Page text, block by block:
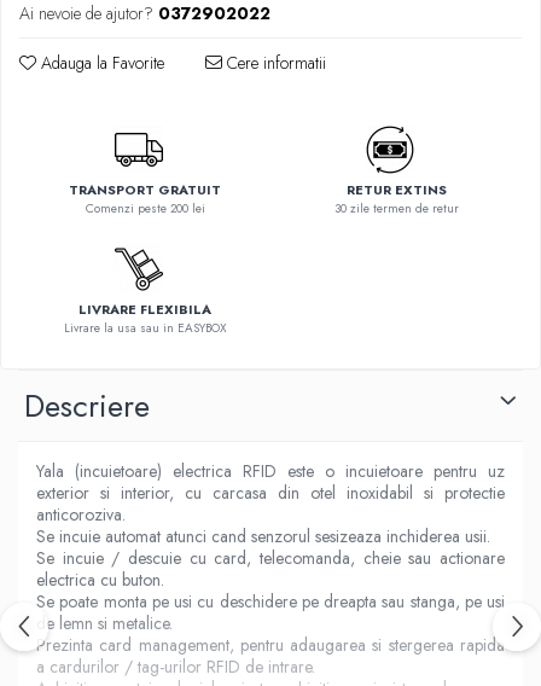
Ai nevoie de ajutor? 0372902022
Adauga la Favorite Cere informatii
TRANSPORT GRATUIT
Comenzi peste 200 lei
RETUR EXTINS
30 zile termen de retur
LIVRARE FLEXIBILA
Livrare la usa sau in EASYBOX
Descriere
Yala (incuietoare) electrica RFID este o incuietoare pentru uz
exterior si interior, cu carcasa din otel inoxidabil si protectie
anticoroziva.
Se incuie automat atunci cand senzorul sesizeaza inchiderea usii.
Se incuie / descuie cu card, telecomanda, cheie sau actionare
electrica cu buton.
Se poate monta pe usi cu deschidere pe dreapta sau stanga, pe usi
de lemn si metalice.
Prezinta card management, pentru adaugarea si stergerea rapida
a cardurilor / tag-urilor RFID de intrare.